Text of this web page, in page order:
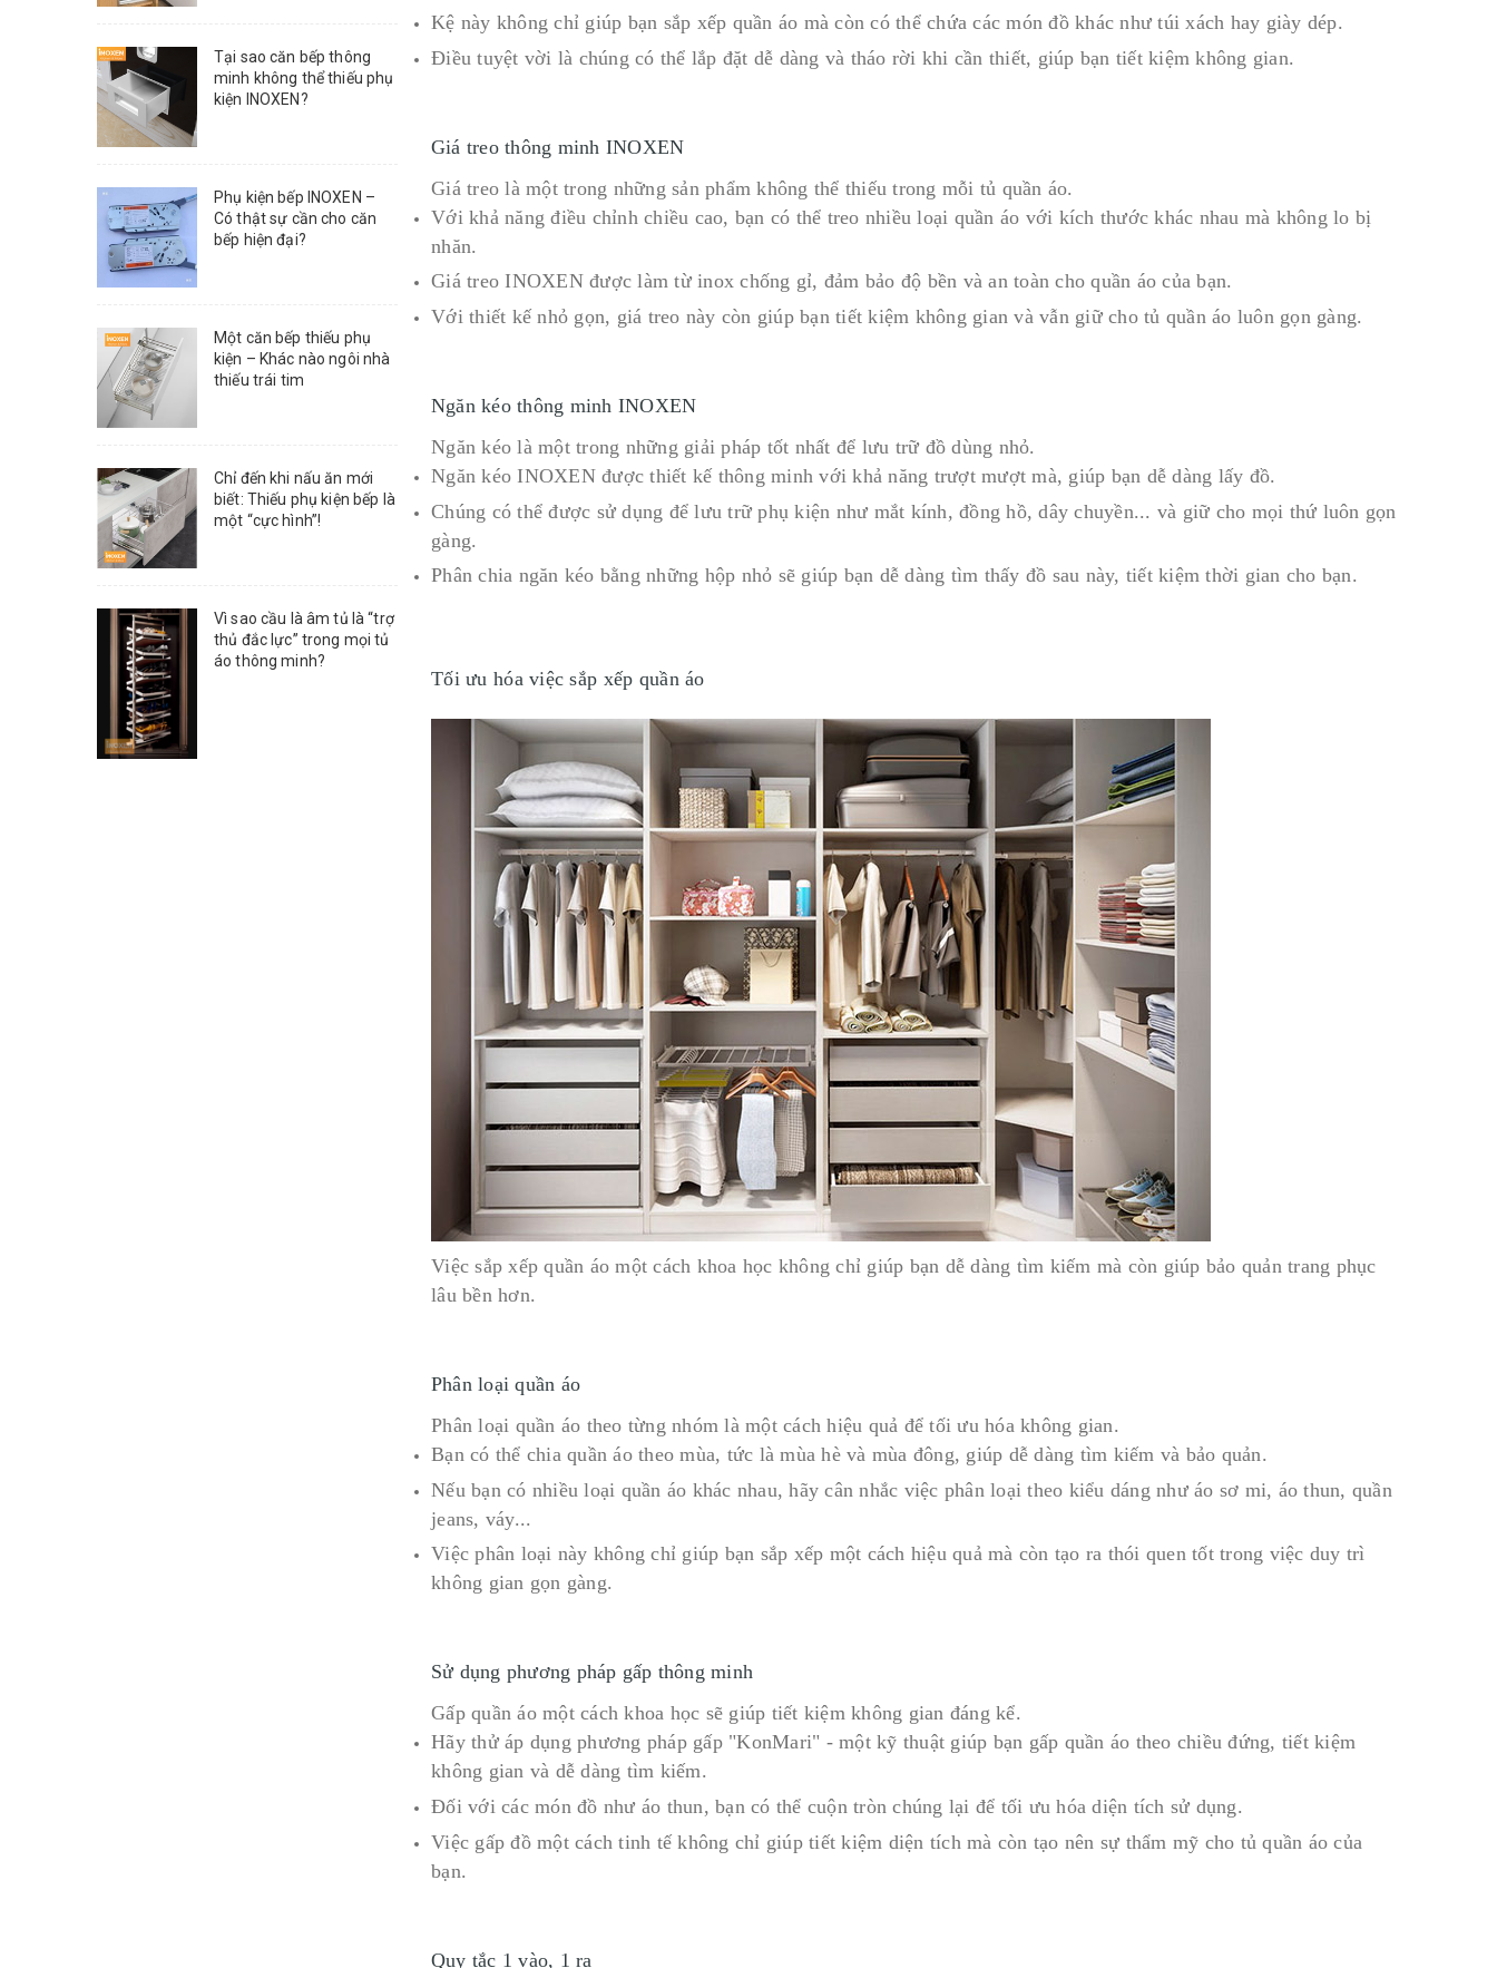
Kệ này không chỉ giúp bạn sắp xếp quần áo mà còn có thể chứa các món đồ khác như túi xách hay giày dép.
Điều tuyệt vời là chúng có thể lắp đặt dễ dàng và tháo rời khi cần thiết, giúp bạn tiết kiệm không gian.
Giá treo thông minh INOXEN
Giá treo là một trong những sản phẩm không thể thiếu trong mỗi tủ quần áo.
Với khả năng điều chỉnh chiều cao, bạn có thể treo nhiều loại quần áo với kích thước khác nhau mà không lo bị
nhăn.
Giá treo INOXEN được làm từ inox chống gỉ, đảm bảo độ bền và an toàn cho quần áo của bạn.
Với thiết kế nhỏ gọn, giá treo này còn giúp bạn tiết kiệm không gian và vẫn giữ cho tủ quần áo luôn gọn gàng.
Ngăn kéo thông minh INOXEN
Ngăn kéo là một trong những giải pháp tốt nhất để lưu trữ đồ dùng nhỏ.
Ngăn kéo INOXEN được thiết kế thông minh với khả năng trượt mượt mà, giúp bạn dễ dàng lấy đồ.
Chúng có thể được sử dụng để lưu trữ phụ kiện như mắt kính, đồng hồ, dây chuyền... và giữ cho mọi thứ luôn gọn
gàng.
Phân chia ngăn kéo bằng những hộp nhỏ sẽ giúp bạn dễ dàng tìm thấy đồ sau này, tiết kiệm thời gian cho bạn.
Tối ưu hóa việc sắp xếp quần áo
Việc sắp xếp quần áo một cách khoa học không chỉ giúp bạn dễ dàng tìm kiếm mà còn giúp bảo quản trang phục
lâu bền hơn.
Phân loại quần áo
Phân loại quần áo theo từng nhóm là một cách hiệu quả để tối ưu hóa không gian.
Bạn có thể chia quần áo theo mùa, tức là mùa hè và mùa đông, giúp dễ dàng tìm kiếm và bảo quản.
Nếu bạn có nhiều loại quần áo khác nhau, hãy cân nhắc việc phân loại theo kiểu dáng như áo sơ mi, áo thun, quần
jeans, váy...
Việc phân loại này không chỉ giúp bạn sắp xếp một cách hiệu quả mà còn tạo ra thói quen tốt trong việc duy trì
không gian gọn gàng.
Sử dụng phương pháp gấp thông minh
Gấp quần áo một cách khoa học sẽ giúp tiết kiệm không gian đáng kể.
Hãy thử áp dụng phương pháp gấp "KonMari" - một kỹ thuật giúp bạn gấp quần áo theo chiều đứng, tiết kiệm
không gian và dễ dàng tìm kiếm.
Đối với các món đồ như áo thun, bạn có thể cuộn tròn chúng lại để tối ưu hóa diện tích sử dụng.
Việc gấp đồ một cách tinh tế không chỉ giúp tiết kiệm diện tích mà còn tạo nên sự thẩm mỹ cho tủ quần áo của
bạn.
Quy tắc 1 vào, 1 ra
Tại sao căn bếp thông
minh không thể thiếu phụ
kiện INOXEN?
Phụ kiện bếp INOXEN –
Có thật sự cần cho căn
bếp hiện đại?
Một căn bếp thiếu phụ
kiện – Khác nào ngôi nhà
thiếu trái tim
Chỉ đến khi nấu ăn mới
biết: Thiếu phụ kiện bếp là
một “cực hình”!
Vì sao cầu là âm tủ là “trợ
thủ đắc lực” trong mọi tủ
áo thông minh?